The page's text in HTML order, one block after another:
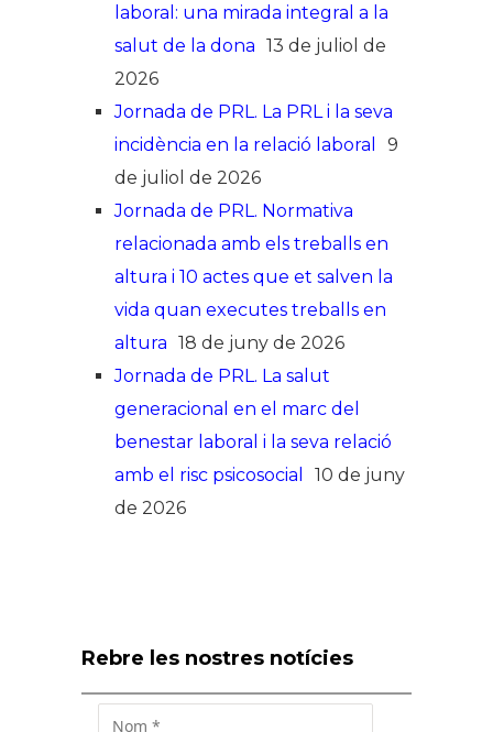
laboral: una mirada integral a la
salut de la dona 13 de juliol de
2026
Jornada de PRL. La PRL i la seva
incidència en la relació laboral
9
de juliol de 2026
Jornada de PRL. Normativa
relacionada amb els treballs en
altura i 10 actes que et salven la
vida quan executes treballs en
altura 18 de juny de 2026
Jornada de PRL. La salut
generacional en el marc del
benestar laboral i la seva relació
amb el risc psicosocial
10 de juny
de 2026
Rebre les nostres notícies